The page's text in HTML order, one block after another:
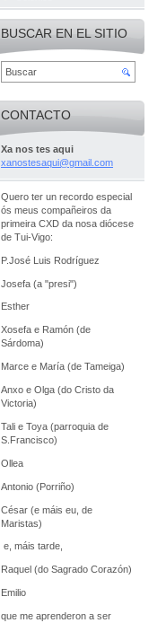
BUSCAR EN EL SITIO
CONTACTO
Xa nos tes aqui
xanostesaqui@gmail.com
Quero ter un recordo especial
ós meus compañeiros da
primeira CXD da nosa diócese
de Tui-Vigo:
P.José Luis Rodríguez
Josefa (a "presi")
Esther
Xosefa e Ramón (de
Sárdoma)
Marce e María (de Tameiga)
Anxo e Olga (do Cristo da
Victoria)
Tali e Toya (parroquia de
S.Francisco)
Ollea
Antonio (Porriño)
César (e máis eu, de
Maristas)
e, máis tarde,
Raquel (do Sagrado Corazón)
Emilio
que me aprenderon a ser